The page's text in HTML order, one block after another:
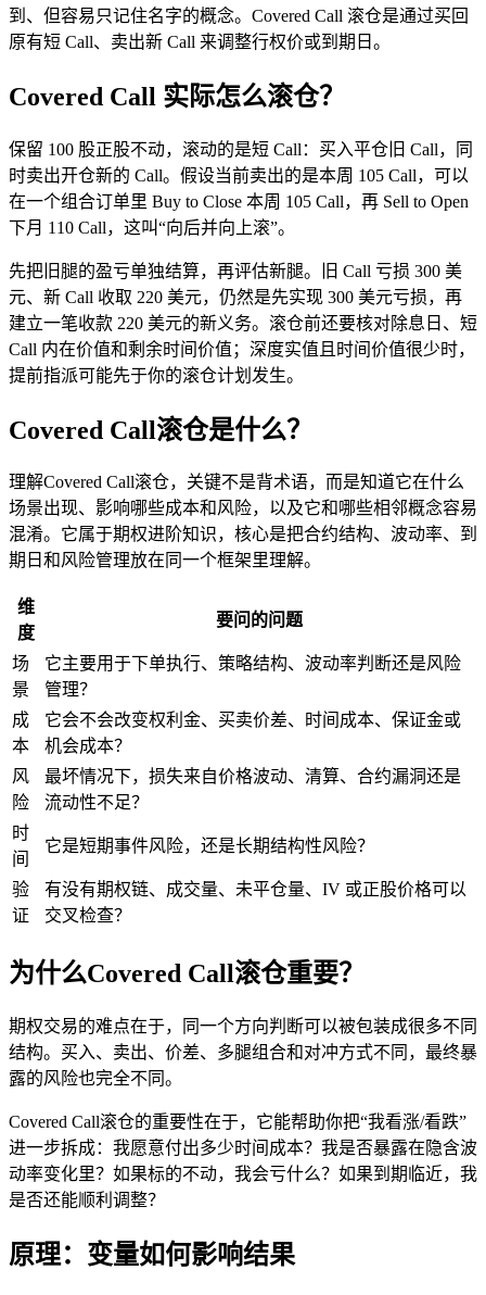
到、但容易只记住名字的概念。Covered Call 滚仓是通过买回
原有短 Call、卖出新 Call 来调整行权价或到期日。
Covered Call 实际怎么滚仓？
保留 100 股正股不动，滚动的是短 Call：买入平仓旧 Call，同
时卖出开仓新的 Call。假设当前卖出的是本周 105 Call，可以
在一个组合订单里 Buy to Close 本周 105 Call，再 Sell to Open
下月 110 Call，这叫“向后并向上滚”。
先把旧腿的盈亏单独结算，再评估新腿。旧 Call 亏损 300 美
元、新 Call 收取 220 美元，仍然是先实现 300 美元亏损，再
建立一笔收款 220 美元的新义务。滚仓前还要核对除息日、短
Call 内在价值和剩余时间价值；深度实值且时间价值很少时，
提前指派可能先于你的滚仓计划发生。
Covered Call滚仓是什么？
理解Covered Call滚仓，关键不是背术语，而是知道它在什么
场景出现、影响哪些成本和风险，以及它和哪些相邻概念容易
混淆。它属于期权进阶知识，核心是把合约结构、波动率、到
期日和风险管理放在同一个框架里理解。
维
度
要问的问题
场
景
它主要用于下单执行、策略结构、波动率判断还是风险
管理？
成
本
它会不会改变权利金、买卖价差、时间成本、保证金或
机会成本？
风
险
最坏情况下，损失来自价格波动、清算、合约漏洞还是
流动性不足？
时
间
它是短期事件风险，还是长期结构性风险？
验
证
有没有期权链、成交量、未平仓量、IV 或正股价格可以
交叉检查？
为什么Covered Call滚仓重要？
期权交易的难点在于，同一个方向判断可以被包装成很多不同
结构。买入、卖出、价差、多腿组合和对冲方式不同，最终暴
露的风险也完全不同。
Covered Call滚仓的重要性在于，它能帮助你把“我看涨/看跌”
进一步拆成：我愿意付出多少时间成本？我是否暴露在 隐含波
动率变化里？如果标的不动，我会亏什么？如果到期临近，我
是否还能顺利调整？
原理：变量如何影响结果